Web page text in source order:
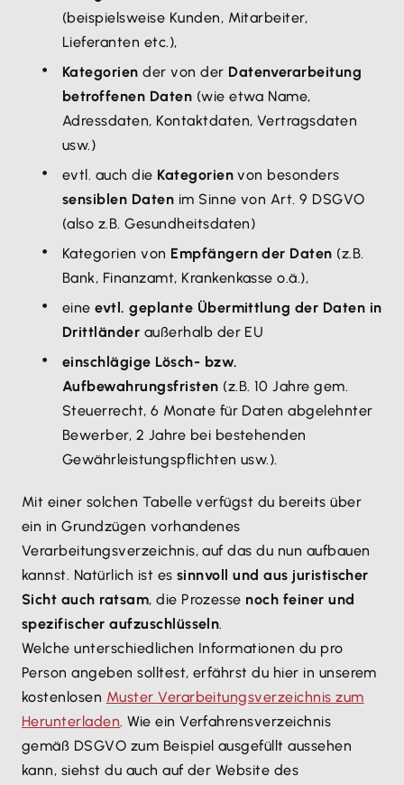
(beispielsweise Kunden, Mitarbeiter,
Lieferanten etc.),
Kategorien der von der Datenverarbeitung
betroffenen Daten (wie etwa Name,
Adressdaten, Kontaktdaten, Vertragsdaten
usw.)
evtl. auch die Kategorien von besonders
sensiblen Daten im Sinne von Art. 9 DSGVO
(also z.B. Gesundheitsdaten)
Kategorien von Empfängern der Daten (z.B.
Bank, Finanzamt, Krankenkasse o.ä.),
eineevtl. geplante Übermittlung der Daten in
Drittländer außerhalb der EU
einschlägige Lösch- bzw.
Aufbewahrungsfristen (z.B. 10 Jahre gem.
Steuerrecht, 6 Monate für Daten abgelehnter
Bewerber, 2 Jahre bei bestehenden
Gewährleistungspflichten usw.).
Mit einer solchen Tabelle verfügst du bereits über
ein in Grundzügen vorhandenes
Verarbeitungsverzeichnis, auf das du nun aufbauen
kannst. Natürlich ist es sinnvoll und aus juristischer
Sicht auch ratsam, die Prozesse noch feiner und
spezifischer aufzuschlüsseln.
Welche unterschiedlichen Informationen du pro
Person angeben solltest, erfährst du hier in unserem
kostenlosen Muster Verarbeitungsverzeichnis zum
Herunterladen. Wie ein Verfahrensverzeichnis
gemäß DSGVO zum Beispiel ausgefüllt aussehen
kann, siehst du auch auf der Website des